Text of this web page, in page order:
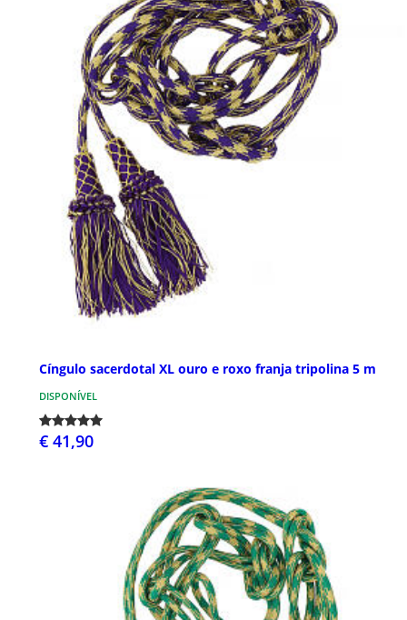
Cíngulo sacerdotal XL ouro e roxo franja tripolina 5 m
DISPONÍVEL
€ 41,90